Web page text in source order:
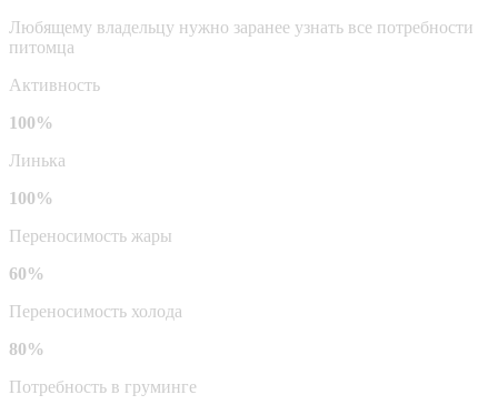
Любящему владельцу нужно заранее узнать все потребности
питомца
Активность
100%
Линька
100%
Переносимость жары
60%
Переносимость холода
80%
Потребность в груминге